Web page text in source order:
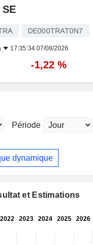
SE
DE000TRAT0N7
17:35:34 07/08/2026
-1,22 %
Période
dynamique
et Estimations